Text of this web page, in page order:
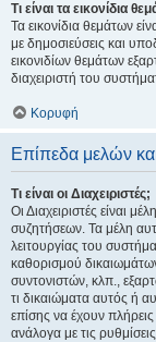
Τι είναι τα εικονίδια
Τα εικονίδια θεμάτων
με δημοσιεύσεις και
εικονιδίων θεμάτων
διαχειριστή του
Κορυφή
Επίπεδα μελών
Τι είναι οι Διαχειριστές;
Οι Διαχειριστές είναι
συζητήσεων. Τα μέλη
λειτουργίας του
καθορισμού
συντονιστών, κλπ.,
τι δικαιώματα αυτός ή
επίσης να έχουν
ανάλογα με τις